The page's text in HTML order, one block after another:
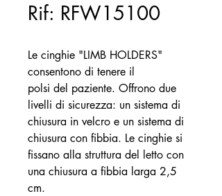
Rif: RFW15100
Le cinghie "LIMB HOLDERS"
consentono di tenere il
polsi del paziente. Offrono due
livelli di sicurezza: un sistema di
chiusura in velcro e un sistema di
chiusura con fibbia. Le cinghie si
fissano alla struttura del letto con
una chiusura a fibbia larga 2,5
cm.